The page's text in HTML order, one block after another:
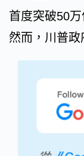
首度突破50
然而，川普